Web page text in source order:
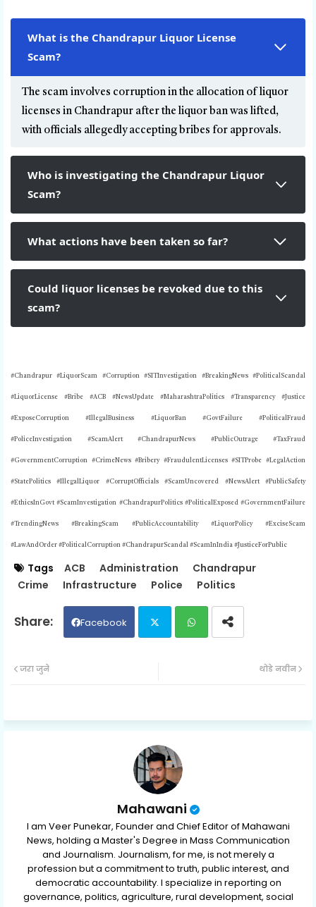
What is the Chandrapur Liquor License
Scam?
The scam involves corruption in the allocation of liquor
licenses in Chandrapur after the liquor ban was lifted,
with officials allegedly accepting bribes for approvals.
Who is investigating the Chandrapur Liquor
Scam?
What actions have been taken so far?
Could liquor licenses be revoked due to this
scam?
#Chandrapur #LiquorScam #Corruption #SITInvestigation #BreakingNews #PoliticalScandal
#LiquorLicense #Bribe #ACB #NewsUpdate #MaharashtraPolitics #Transparency #Justice
#ExposeCorruption #IllegalBusiness #LiquorBan #GovtFailure #PoliticalFraud
#PoliceInvestigation #ScamAlert #ChandrapurNews #PublicOutrage #TaxFraud
#GovernmentCorruption #CrimeNews #Bribery #FraudulentLicenses #SITProbe #LegalAction
#StatePolitics #IllegalLiquor #CorruptOfficials #ScamUncovered #NewsAlert #PublicSafety
#EthicsInGovt #ScamInvestigation #ChandrapurPolitics #PoliticalExposed #GovernmentFailure
#TrendingNews #BreakingScam #PublicAccountability #LiquorPolicy #ExciseScam
#LawAndOrder #PoliticalCorruption #ChandrapurScandal #ScamInIndia #JusticeForPublic
Tags ACB Administration
Chandrapur
Crime
Infrastructure Police Politics
Facebook
ap
थोडे नवीन
जरा जुने
Mahawani
I am Veer Punekar, Founder and Chief Editor of Mahawani
News, holding a Master's Degree in Mass Communication
and Journalism. Journalism, for me, is not merely a
profession but a commitment to truth, public interest, and
democratic accountability. I specialize in reporting on
governance, politics, agriculture, rural development, social